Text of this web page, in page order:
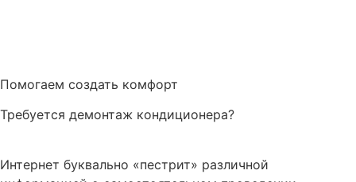
Помогаем создать комфорт
Требуется демонтаж кондиционера?
Интернет буквально «пестрит» различной